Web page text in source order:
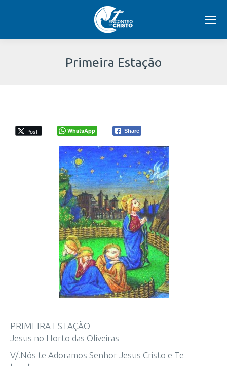
Primeira Estação
Post WhatsApp Share
PRIMEIRA ESTAÇÃO
Jesus no Horto das Oliveiras
V/.Nós te Adoramos Senhor Jesus Cristo e Te